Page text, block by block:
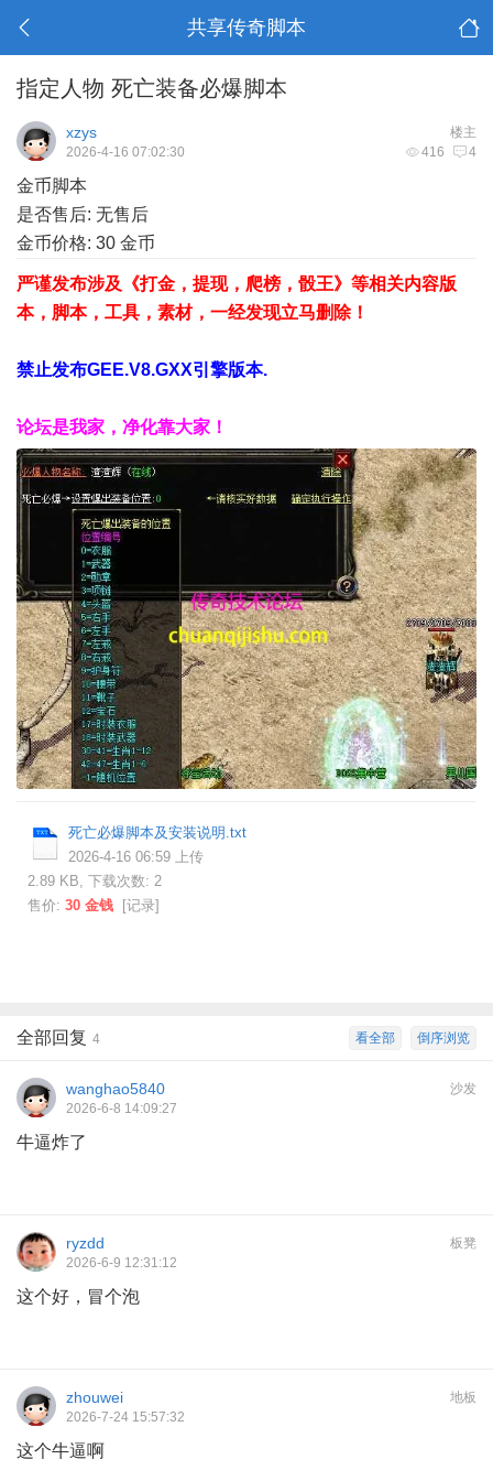
共享传奇脚本
指定人物 死亡装备必爆脚本
楼主
xzys
416 4
2026-4-16 07:02:30
金币脚本
是否售后: 无售后
金币价格: 30 金币
严谨发布涉及《打金，提现，爬榜，骰王》等相关内容版
本，脚本，工具，素材，一经发现立马删除！
禁止发布GEE.V8.GXX引擎版本.
论坛是我家，净化靠大家！
死亡必爆脚本及安装说明.txt
2026-4-16 06:59 上传
2.89 KB, 下载次数: 2
售价: 30 金钱 [记录]
倒序浏览
看全部
全部回复 4
沙发
wanghao5840
2026-6-8 14:09:27
牛逼炸了
板凳
ryzdd
2026-6-9 12:31:12
这个好，冒个泡
地板
zhouwei
2026-7-24 15:57:32
这个牛逼啊